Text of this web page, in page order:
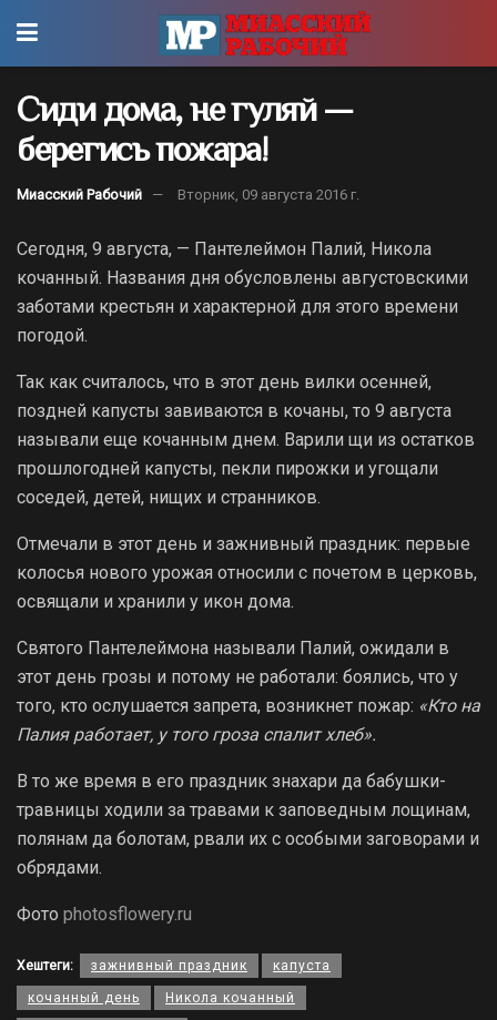
Сиди дома, не гуляй —
берегись пожара!
Миасский Рабочий Вторник, 09 августа 2016 г.
Сегодня, 9 августа, — Пантелеймон Палий, Никола
кочанный. Названия дня обусловлены августовскими
заботами крестьян и характерной для этого времени
погодой.
Так как считалось, что в этот день вилки осенней,
поздней капусты завиваются в кочаны, то 9 августа
называли еще кочанным днем. Варили щи из остатков
прошлогодней капусты, пекли пирожки и угощали
соседей, детей, нищих и странников.
Отмечали в этот день и зажнивный праздник: первые
колосья нового урожая относили с почетом в церковь,
освящали и хранили у икон дома.
Святого Пантелеймона называли Палий, ожидали в
этот день грозы и потому не работали: боялись, что у
того, кто ослушается запрета, возникнет пожар: «Кто на
Палия работает, у того гроза спалит хлеб».
В то же время в его праздник знахари да бабушки-
травницы ходили за травами к заповедным лощинам,
полянам да болотам, рвали их с особыми заговорами и
обрядами.
Фото photosflowery.ru
Хештеги: зажнивный праздник капуста
кочанный день Никола кочанный